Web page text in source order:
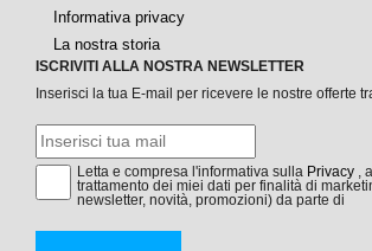
Informativa privacy
La nostra storia
ISCRIVITI ALLA NOSTRA NEWSLETTER
Inserisci la tua E-mail per ricevere le nostre offerte
Letta e compresa l'informativa sulla Privacy ,
trattamento dei miei dati per finalità di
newsletter, novità, promozioni) da parte di